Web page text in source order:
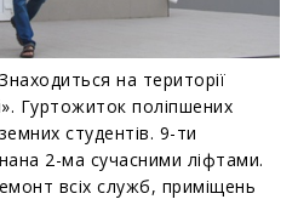
на території
Гуртожиток поліпшених
студентів. 9-ти
2-ма сучасними ліфтами.
всіх служб, приміщень